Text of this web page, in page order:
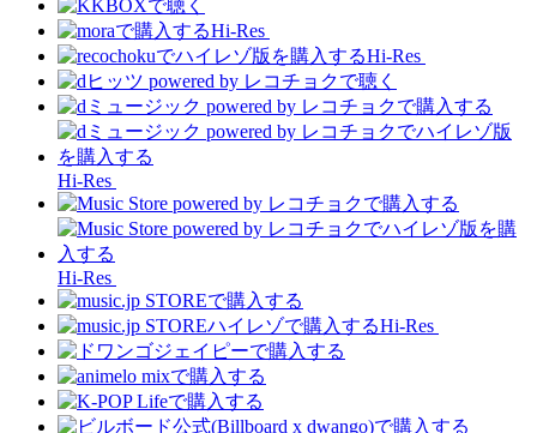
Hi-Res
Hi-Res
Hi-Res
Hi-Res
Hi-Res